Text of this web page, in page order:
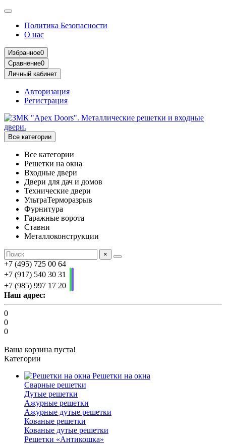
Политика Безопасности
О нас
Избранное0
Сравнение0
Личный кабинет
Авторизация
Регистрация
Все категории
Все категории
Решетки на окна
Входные двери
Двери для дач и домов
Технические двери
УльтраТерморазрыв
Фурнитура
Гаражные ворота
Ставни
Металлоконструкции
×
+7 (495) 725 00 64
+7 (917) 540 30 31
+7 (985) 997 17 20
Наш адрес:
0
0
0
Ваша корзина пуста!
Категории
Решетки на окна
Сварные решетки
Дутые решетки
Ажурные решетки
Ажурные дутые решетки
Кованые решетки
Кованые дутые решетки
Решетки «Антикошка»